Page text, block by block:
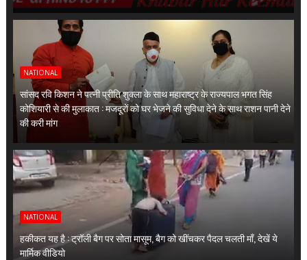
NATIONAL
सांसद रवि किशन ने पत्नी प्रीति शुक्ला के साथ महाराष्ट्र के राज्यपाल भगत सिंह
कोशियारी से की मुलाकात : मजदूरों को घर भेजने की सुविधा देने के साथ राशन पानी देने
की करी मांग
NATIONAL
हकीकत यह है : ट्रॉली बैग पर सोता मासूम, बैग को खींचकर पैदल चलती माँ, देखें ये
मार्मिक वीडियो